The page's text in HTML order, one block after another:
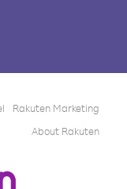
Rakuten Marketing
About Rakuten